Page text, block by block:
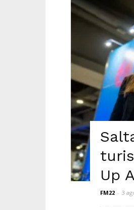
Up
FM22 - 3